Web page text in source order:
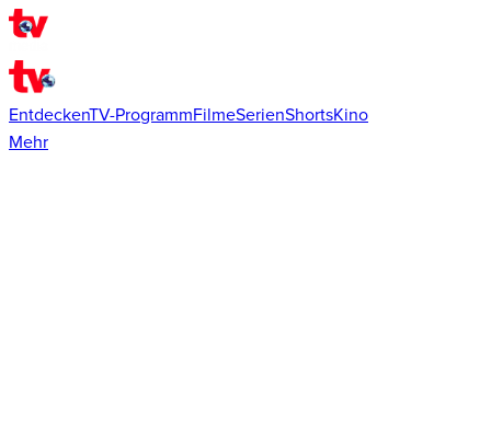
EntdeckenTV-ProgrammFilmeSerienShortsKino
Mehr